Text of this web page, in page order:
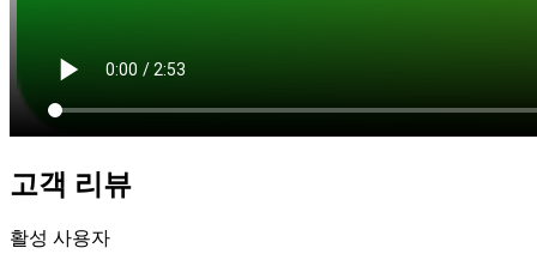
고객 리뷰
활성 사용자